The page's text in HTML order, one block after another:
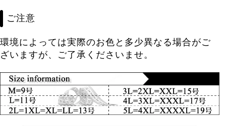
ご注意
環境によっては実際のお色と多少異なる場合がご
ざいますが、ご了承くださいませ。